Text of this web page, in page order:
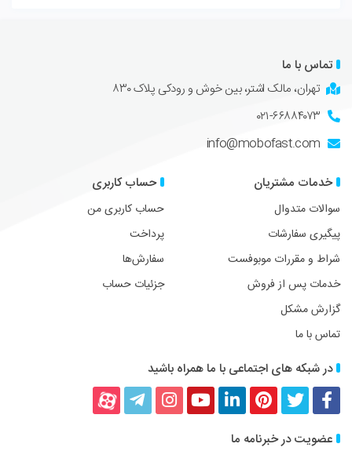
تماس با ما
تهران، مالک اشتر، بین خوش و رودکی پلاک ۸۳۰
۰۲۱-۶۶۸۸۴۰۷۳
info@mobofast.com
خدمات مشتریان
سوالات متدوال
پیگیری سفارشات
شراط و مقررات موبوفست
خدمات پس از فروش
گزارش مشکل
تماس با ما
حساب کاربری
حساب کاربری من
پرداخت
سفارش‌ها
جزئیات حساب
در شبکه های اجتماعی با ما همراه باشید
فیسبوکتوییترپینترستلینکداینیوتیوباینستاگرام
تلگرام آپارات
عضویت در خبرنامه ما